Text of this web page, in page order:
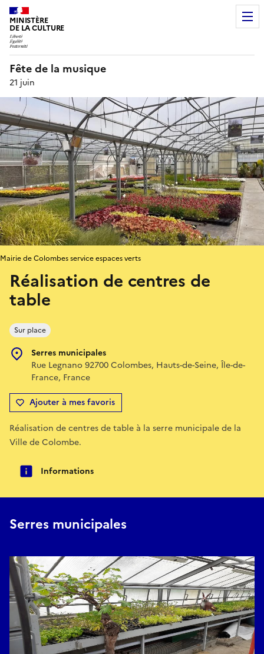
MINISTÈRE
DE LA CULTURE
Fête de la musique
21 juin
Réalisation de centres de
table
Sur place
Serres municipales
Rue Legnano 92700 Colombes, Hauts-de-Seine, Île-de-
France, France
Ajouter à mes favoris
Mairie de Colombes service espaces verts
Réalisation de centres de table à la serre municipale de la
Ville de Colombe.
Informations
Serres municipales